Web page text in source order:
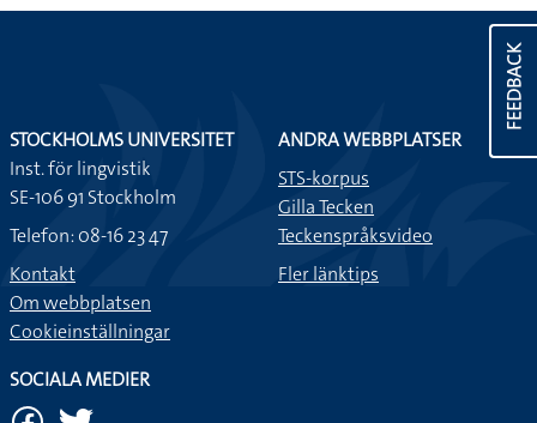
FEEDBACK
STOCKHOLMS UNIVERSITET
Inst. för lingvistik
SE-106 91 Stockholm
Telefon: 08-16 23 47
Kontakt
Om webbplatsen
Cookieinställningar
ANDRA WEBBPLATSER
STS-korpus
Gilla Tecken
Teckenspråksvideo
Fler länktips
SOCIALA MEDIER